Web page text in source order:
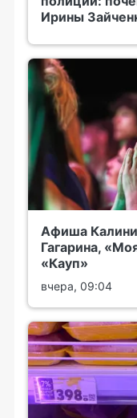
Ирины
Афиша
Гагарина,
«Кауп»
вчера, 09:04